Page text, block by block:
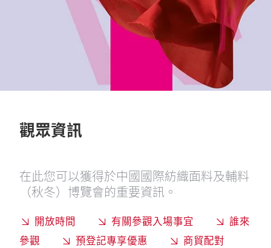
觀眾資訊
在此您可以獲得於中國國際紡織面料及輔料
（秋冬）博覽會的重要資訊。
開放時間 有關參觀入場事宜
誰來
參觀
預登記專享優惠
商貿配對